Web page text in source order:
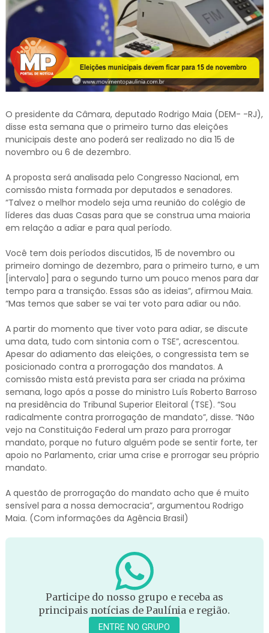
O presidente da Câmara, deputado Rodrigo Maia (DEM- -RJ),
disse esta semana que o primeiro turno das eleições
municipais deste ano poderá ser realizado no dia 15 de
novembro ou 6 de dezembro.
A proposta será analisada pelo Congresso Nacional, em
comissão mista formada por deputados e senadores.
“Talvez o melhor modelo seja uma reunião do colégio de
líderes das duas Casas para que se construa uma maioria
em relação a adiar e para qual período.
Você tem dois períodos discutidos, 15 de novembro ou
primeiro domingo de dezembro, para o primeiro turno, e um
[intervalo] para o segundo turno um pouco menos para dar
tempo para a transição. Essas são as ideias”, afirmou Maia.
“Mas temos que saber se vai ter voto para adiar ou não.
A partir do momento que tiver voto para adiar, se discute
uma data, tudo com sintonia com o TSE”, acrescentou.
Apesar do adiamento das eleições, o congressista tem se
posicionado contra a prorrogação dos mandatos. A
comissão mista está prevista para ser criada na próxima
semana, logo após a posse do ministro Luís Roberto Barroso
na presidência do Tribunal Superior Eleitoral (TSE). “Sou
radicalmente contra prorrogação de mandato”, disse. “Não
vejo na Constituição Federal um prazo para prorrogar
mandato, porque no futuro alguém pode se sentir forte, ter
apoio no Parlamento, criar uma crise e prorrogar seu próprio
mandato.
A questão de prorrogação do mandato acho que é muito
sensível para a nossa democracia”, argumentou Rodrigo
Maia. (Com informações da Agência Brasil)
Participe do nosso grupo e receba as
principais notícias de Paulínia e região.
ENTRE NO GRUPO